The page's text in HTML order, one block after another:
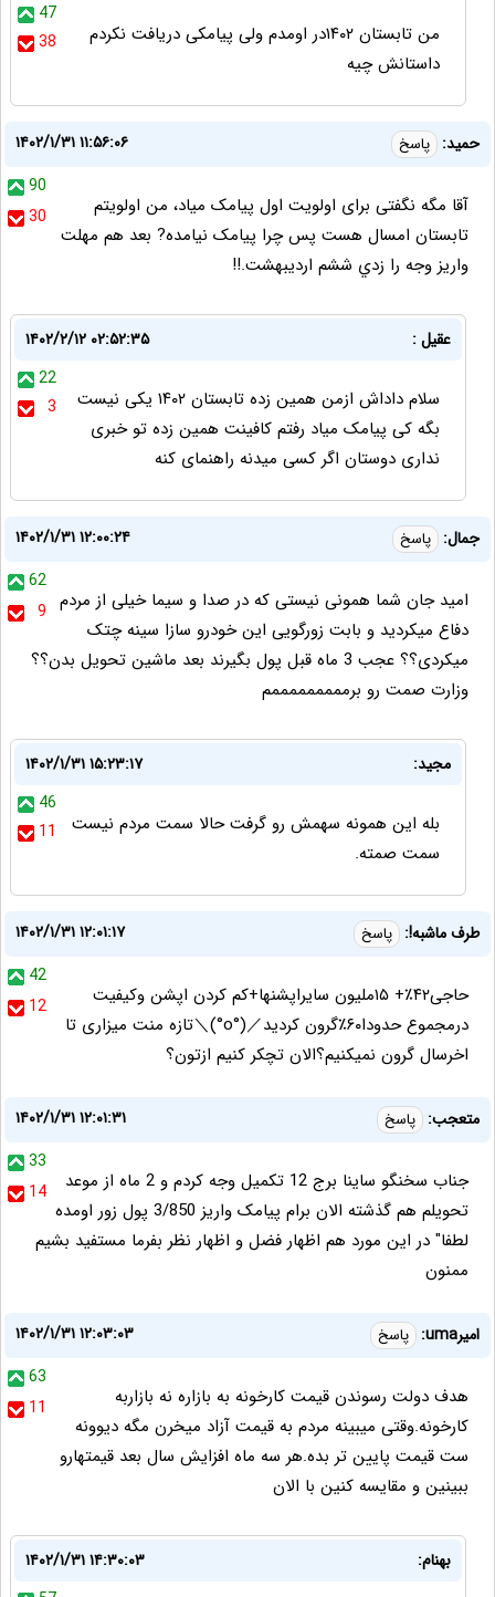
47
38
من تابستان ۱۴۰۲در اومدم ولی پیامکی دریافت نکردم
داستانش چیه
حميد: پاسخ
۱۴۰۲/۱/۳۱ ۱۱:۵۶:۰۶
90
30
آقا مگه نگفتی برای اولویت اول پيامک میاد، من اولويتم
تابستان امسال هست پس چرا پيامک نیامده? بعد هم مهلت
واریز وجه را زدي ششم اردیبهشت.!!
عقیل :
۱۴۰۲/۲/۱۲ ۰۲:۵۲:۳۵
22
3
سلام داداش ازمن همین زده تابستان ۱۴۰۲ یکی نیست
بگه کی پیامک میاد رفتم کافینت همین زده تو خبری
نداری دوستان اگر کسی میدنه راهنمای کنه
جمال: پاسخ
۱۴۰۲/۱/۳۱ ۱۲:۰۰:۲۴
62
9 امید جان شما همونی نیستی که در صدا و سیما خیلی از مردم
دفاع میکردید و بابت زورگویی این خودرو سازا سینه چتک
میکردی؟؟ عجب 3 ماه قبل پول بگیرند بعد ماشین تحویل بدن؟؟
وزارت صمت رو برمممممممممم
مجید:
۱۴۰۲/۱/۳۱ ۱۵:۲۳:۱۷
46
11
بله این همونه سهمش رو گرفت حالا سمت مردم نیست
سمت صمته.
طرف ماشبه!: پاسخ
۱۴۰۲/۱/۳۱ ۱۲:۰۱:۱۷
42
12
حاجی۴۲٪+ ۱۵ملیون سایراپشنها+کم کردن اپشن وکیفیت
درمجموع حدودا۶۰٪گرون کردید⁦＼⁠(⁠°⁠o⁠°⁠)⁠／⁩تازه منت میزاری تا
اخرسال گرون نمیکنیم؟الان تچکر کنیم ازتون؟
متعجب: پاسخ
۱۴۰۲/۱/۳۱ ۱۲:۰۱:۳۱
33
14
جناب سخنگو ساینا برج 12 تکمیل وجه کردم و 2 ماه از موعد
تحویلم هم گذشته الان برام پیامک واریز 3/850 پول زور اومده
لطفا" در این مورد هم اظهار فضل و اظهار نظر بفرما مستفید بشیم
ممنون
امیرuma: پاسخ
۱۴۰۲/۱/۳۱ ۱۲:۰۳:۰۳
63
11
هدف دولت رسوندن قیمت کارخونه به بازاره نه بازاربه
کارخونه.وقتی میبینه مردم به قیمت آزاد میخرن مگه دیوونه
ست قیمت پایین تر بده.هر سه ماه افزایش سال بعد قیمتهارو
ببینین و مقایسه کنین با الان
بهنام:
۱۴۰۲/۱/۳۱ ۱۴:۳۰:۰۳